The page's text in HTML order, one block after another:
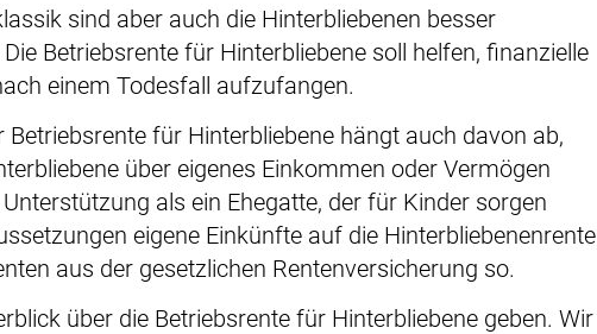
sind aber auch die Hinterbliebenen besser
Betriebsrente für Hinterbliebene soll helfen, finanzielle
einem Todesfall aufzufangen.
Betriebsrente für Hinterbliebene hängt auch davon ab,
über eigenes Einkommen oder Vermögen
als ein Ehegatte, der für Kinder sorgen
eigene Einkünfte auf die Hinterbliebenenrente
aus der gesetzlichen Rentenversicherung so.
über die Betriebsrente für Hinterbliebene geben. Wir